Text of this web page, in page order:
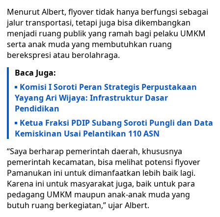
Menurut Albert, flyover tidak hanya berfungsi sebagai
jalur transportasi, tetapi juga bisa dikembangkan
menjadi ruang publik yang ramah bagi pelaku UMKM
serta anak muda yang membutuhkan ruang
berekspresi atau berolahraga.
Baca Juga:
Komisi I Soroti Peran Strategis Perpustakaan
Yayang Ari Wijaya: Infrastruktur Dasar
Pendidikan
Ketua Fraksi PDIP Subang Soroti Pungli dan Data
Kemiskinan Usai Pelantikan 110 ASN
“Saya berharap pemerintah daerah, khususnya
pemerintah kecamatan, bisa melihat potensi flyover
Pamanukan ini untuk dimanfaatkan lebih baik lagi.
Karena ini untuk masyarakat juga, baik untuk para
pedagang UMKM maupun anak-anak muda yang
butuh ruang berkegiatan,” ujar Albert.